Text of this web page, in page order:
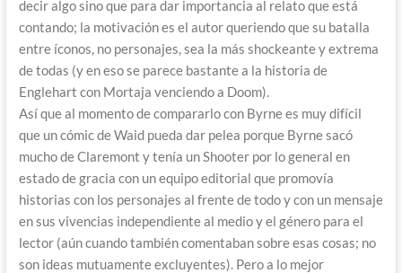
decir algo sino que para dar importancia al relato que está
contando; la motivación es el autor queriendo que su batalla
entre íconos, no personajes, sea la más shockeante y extrema
de todas (y en eso se parece bastante a la historia de
Englehart con Mortaja venciendo a Doom).
Así que al momento de compararlo con Byrne es muy difícil
que un cómic de Waid pueda dar pelea porque Byrne sacó
mucho de Claremont y tenía un Shooter por lo general en
estado de gracia con un equipo editorial que promovía
historias con los personajes al frente de todo y con un mensaje
en sus vivencias independiente al medio y el género para el
lector (aún cuando también comentaban sobre esas cosas; no
son ideas mutuamente excluyentes). Pero a lo mejor